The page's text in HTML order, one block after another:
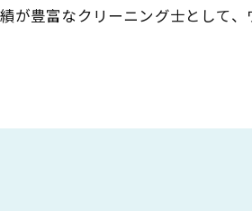
が豊富なクリーニング士として、